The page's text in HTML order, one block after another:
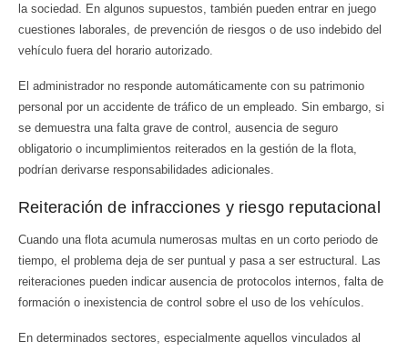
la sociedad. En algunos supuestos, también pueden entrar en juego
cuestiones laborales, de prevención de riesgos o de uso indebido del
vehículo fuera del horario autorizado.
El administrador no responde automáticamente con su patrimonio
personal por un accidente de tráfico de un empleado. Sin embargo, si
se demuestra una falta grave de control, ausencia de seguro
obligatorio o incumplimientos reiterados en la gestión de la flota,
podrían derivarse responsabilidades adicionales.
Reiteración de infracciones y riesgo reputacional
Cuando una flota acumula numerosas multas en un corto periodo de
tiempo, el problema deja de ser puntual y pasa a ser estructural. Las
reiteraciones pueden indicar ausencia de protocolos internos, falta de
formación o inexistencia de control sobre el uso de los vehículos.
En determinados sectores, especialmente aquellos vinculados al